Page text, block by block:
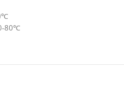
80℃